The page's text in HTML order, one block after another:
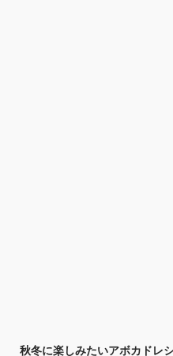
秋冬に楽しみたいアボカドレ